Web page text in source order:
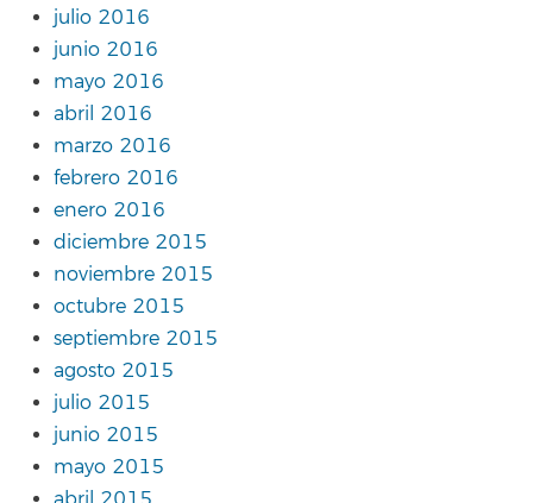
julio 2016
junio 2016
mayo 2016
abril 2016
marzo 2016
febrero 2016
enero 2016
diciembre 2015
noviembre 2015
octubre 2015
septiembre 2015
agosto 2015
julio 2015
junio 2015
mayo 2015